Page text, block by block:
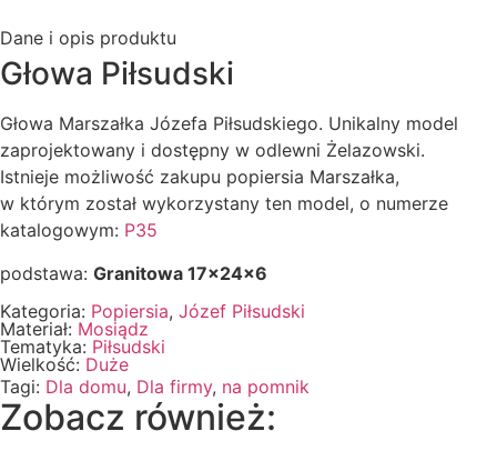
Dane i opis produktu
Głowa Piłsudski
Głowa Marszałka Józefa Piłsudskiego. Unikalny model
zaprojektowany i dostępny w odlewni Żelazowski.
Istnieje możliwość zakupu popiersia Marszałka,
w którym został wykorzystany ten model, o numerze
katalogowym: P35
podstawa: Granitowa 17x24x6
Kategoria: Popiersia, Józef Piłsudski
Materiał: Mosiądz
Tematyka: Piłsudski
Wielkość: Duże
Tagi: Dla domu, Dla firmy, na pomnik
Zobacz również: